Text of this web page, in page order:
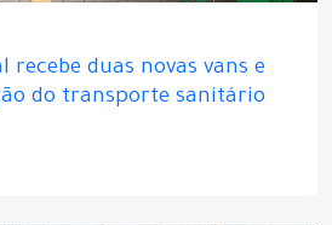
recebe duas novas vans e
do transporte sanitário